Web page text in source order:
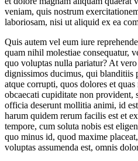
veniam, quis nostrum
laboriosam, nisi ut aliquid ex ea
Quis autem vel eum iure
quam nihil molestiae consequatur,
quo voluptas nulla pariatur? At
dignissimos ducimus, qui blanditiis
atque corrupti, quos dolores et
obcaecati cupiditate non provident,
officia deserunt mollitia animi, id
harum quidem rerum facilis est et
tempore, cum soluta nobis est
quo minus id, quod maxime
voluptas assumenda est, omnis